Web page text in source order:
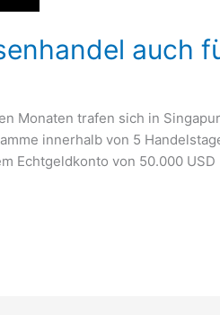
auch
Monaten trafen sich in
innerhalb von 5
Echtgeldkonto von 50.000